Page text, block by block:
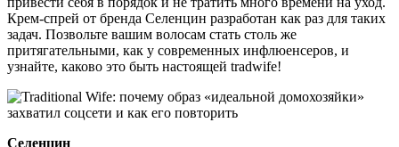
Крем-спрей от бренда Селенцин разработан как раз для таких
задач. Позвольте вашим волосам стать столь же
притягательными, как у современных инфлюенсеров, и
узнайте, каково это быть настоящей tradwife!
Селенцин